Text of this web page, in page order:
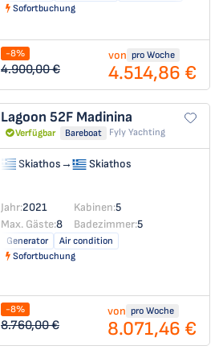
Sofortbuchung
-8%
4.900,00 €
von pro Woche
4.514,86 €
Lagoon 52F Madinina
Verfügbar Bareboat Fyly Yachting
Skiathos→ Skiathos
Jahr:2021 Kabinen:5
Max. Gäste:8 Badezimmer:5
Generator
Air condition
Sofortbuchung
-8%
8.760,00 €
von pro Woche
8.071,46 €